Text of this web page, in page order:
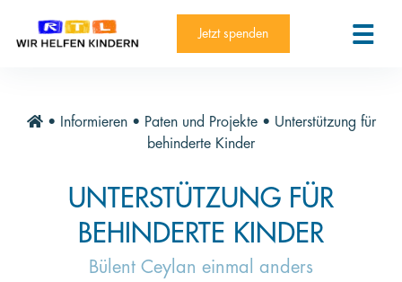
RTL-Spendenmarathon 2025
News
Kontakt
Jetzt spenden
• Informieren• Paten und Projekte• Unterstützung für
behinderte Kinder
UNTERSTÜTZUNG FÜR
BEHINDERTE KINDER
Bülent Ceylan einmal anders